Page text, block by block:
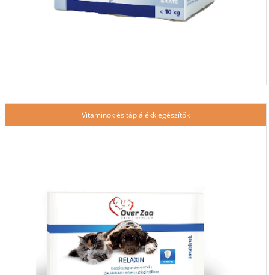
Vitaminok és táplálékkiegészítők